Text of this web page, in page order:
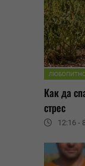
ЛЮБОПИТНО
Как да
стрес
12:16 -